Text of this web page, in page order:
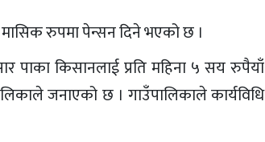
रुपमा पेन्सन दिने भएको छ ।
पाका किसानलाई प्रति महिना ५ सय रुपैयाँ
जनाएको छ । गाउँपालिकाले कार्यविधि